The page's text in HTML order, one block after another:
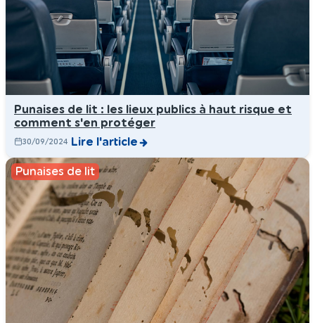
Punaises de lit : les lieux publics à haut risque et
comment s'en protéger
30/09/2024 Lire l'article
Punaises de lit